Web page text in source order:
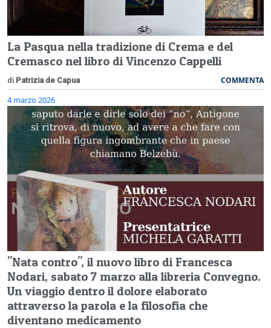
La Pasqua nella tradizione di Crema e del
Cremasco nel libro di Vincenzo Cappelli
di Patrizia de Capua COMMENTA
4 marzo 2026
"Nata contro", il nuovo libro di Francesca
Nodari, sabato 7 marzo alla libreria Convegno.
Un viaggio dentro il dolore elaborato
attraverso la parola e la filosofia che
diventano medicamento